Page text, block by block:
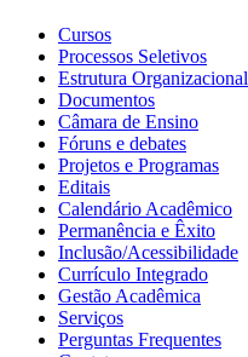
Cursos
Processos Seletivos
Estrutura Organizacional
Documentos
Câmara de Ensino
Fóruns e debates
Projetos e Programas
Editais
Calendário Acadêmico
Permanência e Êxito
Inclusão/Acessibilidade
Currículo Integrado
Gestão Acadêmica
Serviços
Perguntas Frequentes